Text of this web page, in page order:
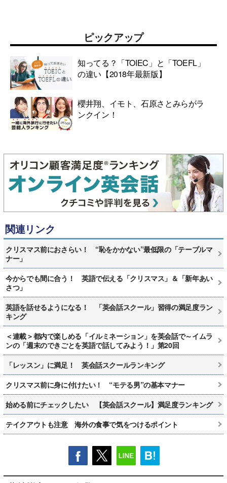
ピックアップ
知ってる？「TOIEC」と「TOEFL」
の違い【2018年最新版】
櫻井翔、イモト、石原さとみらがラ
ンクイン！
関連リンク
クリスマス前におさらい！ “恥をかかない”最低限の「テーブルマ
ナー」
今からでも間に合う！ 英語で伝える「クリスマス」＆「新年あい
さつ」
英語を話せるようになる！ 「英会話スクール」習得の満足度ラン
キング
＜連載＞都内で楽しめる「イルミネーション」を英会話で～イムラ
ンの「週末のできごとを英語で話してみよう！」第20回
「レッスン」に満足！ 英会話スクールランキング
クリスマス前に身に付けたい！ “モテる男”の基本マナー
始める前にチェックしたい 【英会話スクール】満足度ランキング
テイクアウトも注意 海外の食事で気をつけるポイント